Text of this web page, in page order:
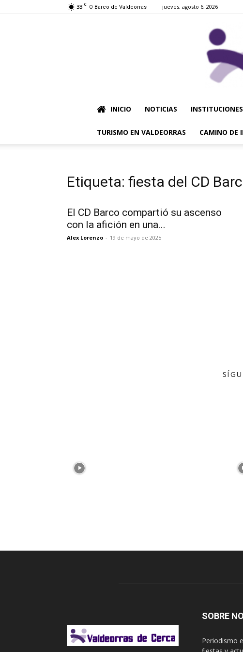
33 C O Barco de Valdeorras jueves, agosto 6, 2026
INICIO NOTICIAS INSTITUCIONES
TURISMO EN VALDEORRAS CAMINO DE
Etiqueta: fiesta del CD
El CD Barco compartió su ascenso
con la afición en una...
Alex Lorenzo - 19 de mayo de 2025
SOBRE
Periodismo